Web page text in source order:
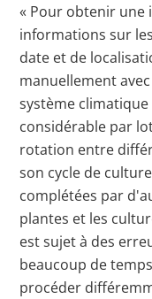
« Pour obtenir une
informations sur
date et de
manuellement
système
considérable par
rotation entre
son cycle de
complétées par
plantes et les
est sujet à des
beaucoup de
procéder